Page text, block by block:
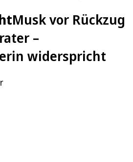
Musk vor Rückzug
–
widerspricht